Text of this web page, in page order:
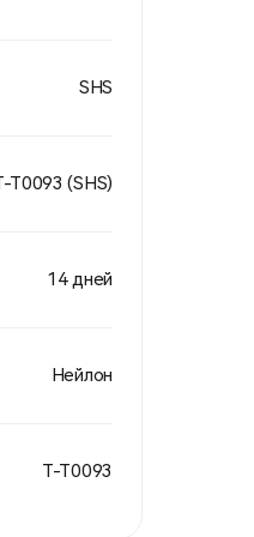
SHS
T0093 (SHS)
14 дней
Нейлон
Т-Т0093